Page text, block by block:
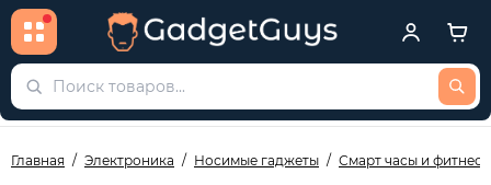
Главная Электроника Носимые гаджеты Смарт часы и фитнес